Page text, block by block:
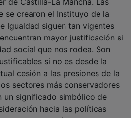
se crearon el Instituyo de la
Igualdad siguen tan vigentes
mayor justificación si
social que nos rodea. Son
si no es desde la
cesión a las presiones de la
sectores más conservadores
un significado simbólico de
hacia las políticas
una pérdida de poder,